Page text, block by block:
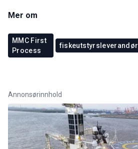
Mer om
MMC First
Process
fiskeutstyrsleverandør
Annonsørinnhold